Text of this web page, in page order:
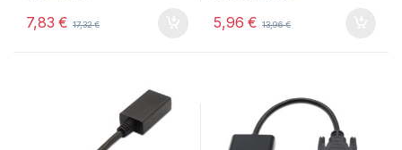
f7,83€ 17,32€
f5,96€ 13,96€